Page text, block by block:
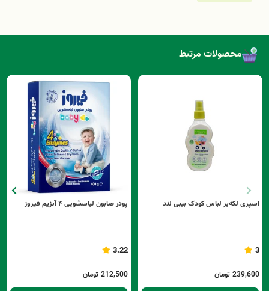
محصولات مرتبط
اسپری لکه‌بر لباس کودک بیبی لند
3
239,600 تومان
پودر صابون لباسشویی ۴ آنزیم فیروز
3.22
212,500 تومان